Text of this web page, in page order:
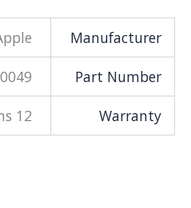
Manufacturer
Part Number
Warranty
12 months